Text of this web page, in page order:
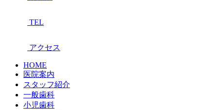
TEL
アクセス
HOME
医院案内
スタッフ紹介
一般歯科
小児歯科